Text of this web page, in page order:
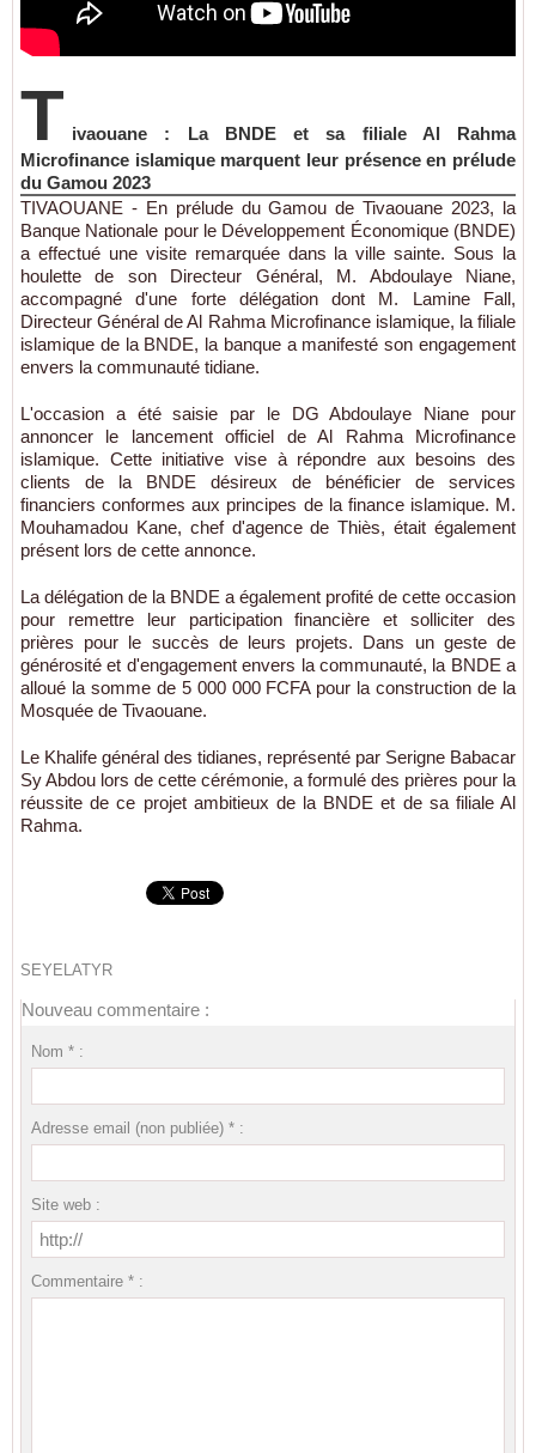
T ivaouane : La BNDE et sa filiale Al Rahma
Microfinance islamique marquent leur présence en prélude
du Gamou 2023
TIVAOUANE - En prélude du Gamou de Tivaouane 2023, la
Banque Nationale pour le Développement Économique (BNDE)
a effectué une visite remarquée dans la ville sainte. Sous la
houlette de son Directeur Général, M. Abdoulaye Niane,
accompagné d'une forte délégation dont M. Lamine Fall,
Directeur Général de Al Rahma Microfinance islamique, la filiale
islamique de la BNDE, la banque a manifesté son engagement
envers la communauté tidiane.
L'occasion a été saisie par le DG Abdoulaye Niane pour
annoncer le lancement officiel de Al Rahma Microfinance
islamique. Cette initiative vise à répondre aux besoins des
clients de la BNDE désireux de bénéficier de services
financiers conformes aux principes de la finance islamique. M.
Mouhamadou Kane, chef d'agence de Thiès, était également
présent lors de cette annonce.
La délégation de la BNDE a également profité de cette occasion
pour remettre leur participation financière et solliciter des
prières pour le succès de leurs projets. Dans un geste de
générosité et d'engagement envers la communauté, la BNDE a
alloué la somme de 5 000 000 FCFA pour la construction de la
Mosquée de Tivaouane.
Le Khalife général des tidianes, représenté par Serigne Babacar
Sy Abdou lors de cette cérémonie, a formulé des prières pour la
réussite de ce projet ambitieux de la BNDE et de sa filiale Al
Rahma.
SEYELATYR
Nouveau commentaire :
Nom * :
Adresse email (non publiée) * :
Site web :
Commentaire * :